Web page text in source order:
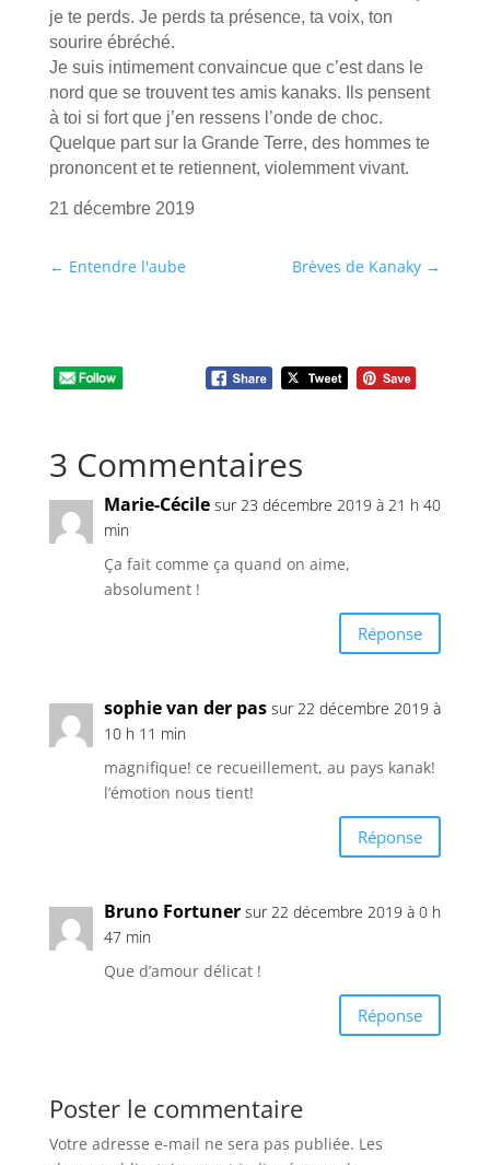
je te perds. Je perds ta présence, ta voix, ton
sourire ébréché.
Je suis intimement convaincue que c’est dans le
nord que se trouvent tes amis kanaks. Ils pensent
à toi si fort que j’en ressens l’onde de choc.
Quelque part sur la Grande Terre, des hommes te
prononcent et te retiennent, violemment vivant.
21 décembre 2019
← Entendre l'aube Brèves de Kanaky →
3 Commentaires
Marie-Cécile sur 23 décembre 2019 à 21 h 40
min
Ça fait comme ça quand on aime,
absolument !
Réponse
sophie van der pas sur 22 décembre 2019 à
10 h 11 min
magnifique! ce recueillement, au pays kanak!
l’émotion nous tient!
Réponse
Bruno Fortuner sur 22 décembre 2019 à 0 h
47 min
Que d’amour délicat !
Réponse
Poster le commentaire
Votre adresse e-mail ne sera pas publiée. Les